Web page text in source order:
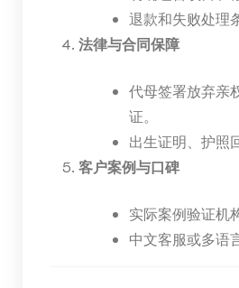
退款和失败处理
法律与合同保障
代母签署放弃亲
证。
出生证明、护照
客户案例与口碑
实际案例验证机
中文客服或多语